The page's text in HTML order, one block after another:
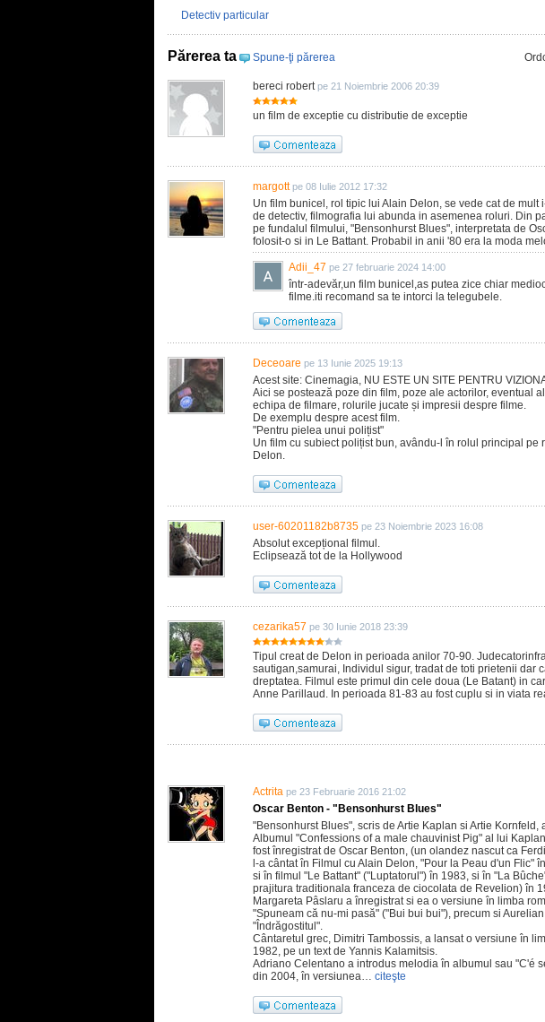
Detectiv particular
Părerea ta Spune-ţi părerea
bereci robert pe 21 Noiembrie 2006 20:39
un film de exceptie cu distributie de exceptie
margott pe 08 Iulie 2012 17:32
Un film bunicel, rol tipic lui Alain Delon, se vede cat de mult
de detectiv, filmografia lui abunda in asemenea roluri. Din
pe fundalul filmului, "Bensonhurst Blues", interpretata de
folosit-o si in Le Battant. Probabil in anii '80 era la moda
Adii_47 pe 27 februarie 2024 14:00
într-adevăr,un film bunicel,as putea zice chiar
filme.iti recomand sa te intorci la telegubele.
Deceoare pe 13 Iunie 2025 19:13
Acest site: Cinemagia, NU ESTE UN SITE PENTRU
Aici se postează poze din film, poze ale actorilor, eventual
echipa de filmare, rolurile jucate și impresii despre filme.
De exemplu despre acest film.
"Pentru pielea unui polițist"
Un film cu subiect polițist bun, avându-l în rolul principal pe
Delon.
user-60201182b8735 pe 23 Noiembrie 2023 16:08
Absolut excepțional filmul.
Eclipsează tot de la Hollywood
cezarika57 pe 30 Iunie 2018 23:39
Tipul creat de Delon in perioada anilor 70-90.
sautigan,samurai, Individul sigur, tradat de toti prietenii dar
dreptatea. Filmul este primul din cele doua (Le Batant) in
Anne Parillaud. In perioada 81-83 au fost cuplu si in viata
Actrita pe 23 Februarie 2016 21:02
Oscar Benton - "Bensonhurst Blues"
"Bensonhurst Blues", scris de Artie Kaplan si Artie Kornfeld,
Albumul "Confessions of a male chauvinist Pig" al lui
fost înregistrat de Oscar Benton, (un olandez nascut ca
l-a cântat în Filmul cu Alain Delon, "Pour la Peau d'un Flic"
si în filmul "Le Battant" ("Luptatorul") în 1983, si în "La
prajitura traditionala franceza de ciocolata de Revelion) în
Margareta Pâslaru a înregistrat si ea o versiune în limba
"Spuneam că nu-mi pasă" ("Bui bui bui"), precum si
"Îndrăgostitul".
Cântaretul grec, Dimitri Tambossis, a lansat o versiune în
1982, pe un text de Yannis Kalamitsis.
Adriano Celentano a introdus melodia în albumul sau "C'é
din 2004, în versiunea… citeşte